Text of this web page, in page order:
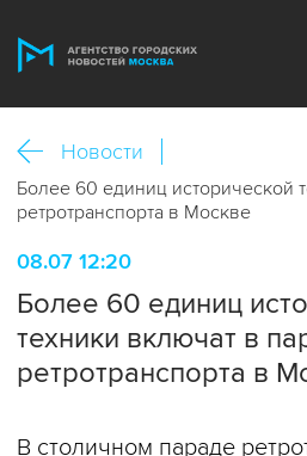
Новости
Более 60 единиц исторической
ретротранспорта в Москве
08.07 12:20
Более 60 единиц
техники включат в
ретротранспорта в
В столичном параде